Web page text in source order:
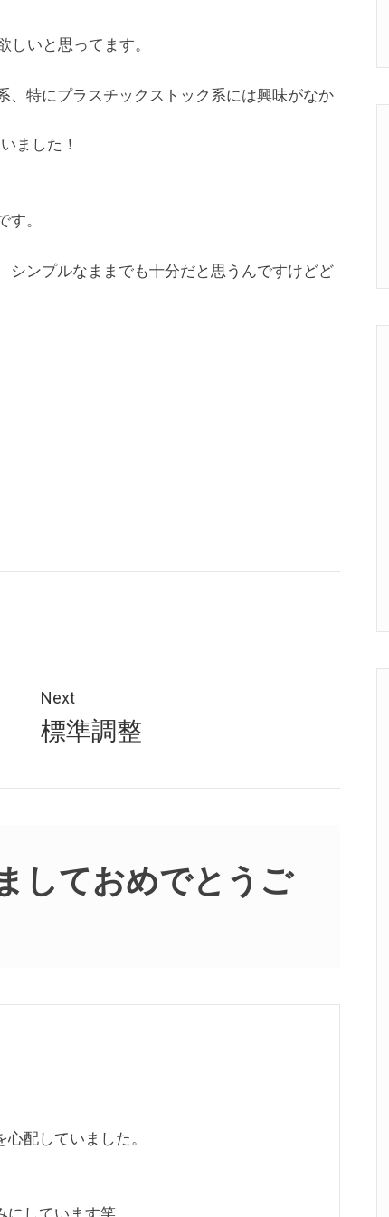
いと思ってます。
特にプラスチックストック系には興味がなか
ました！
。
シンプルなままでも十分だと思うんですけどど
Next
Next
post:
標準調整
しておめでとうご
配していました。
にしています笑